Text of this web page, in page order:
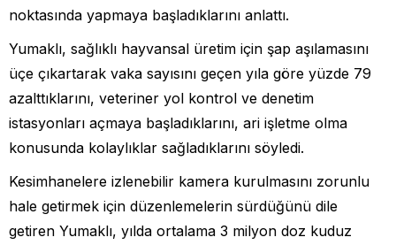
noktasında yapmaya başladıklarını anlattı.
Yumaklı, sağlıklı hayvansal üretim için şap aşılamasını
üçe çıkartarak vaka sayısını geçen yıla göre yüzde 79
azalttıklarını, veteriner yol kontrol ve denetim
istasyonları açmaya başladıklarını, ari işletme olma
konusunda kolaylıklar sağladıklarını söyledi.
Kesimhanelere izlenebilir kamera kurulmasını zorunlu
hale getirmek için düzenlemelerin sürdüğünü dile
getiren Yumaklı, yılda ortalama 3 milyon doz kuduz